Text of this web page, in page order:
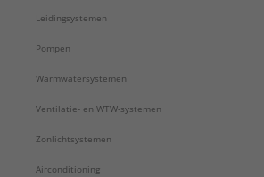
Leidingsystemen
Pompen
Warmwatersystemen
Ventilatie- en WTW-systemen
Zonlichtsystemen
Airconditioning